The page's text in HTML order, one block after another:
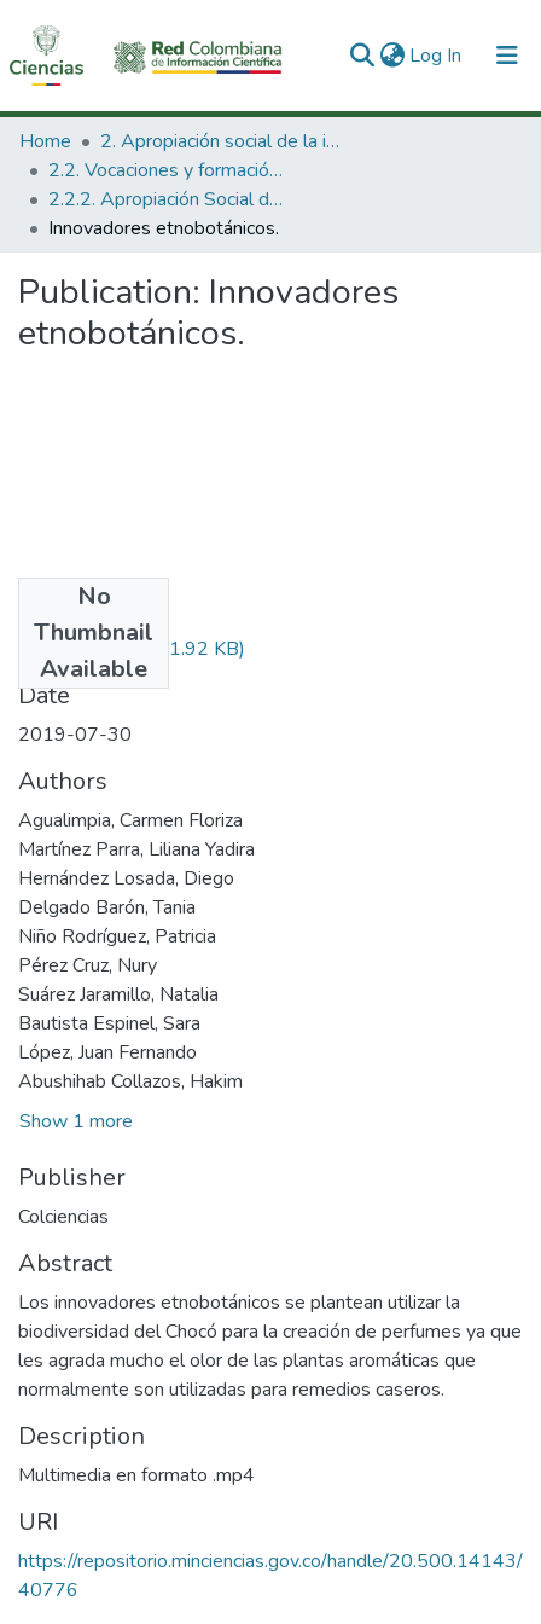
Log In (current)
Communities & Collections
All of DSpace
Statistics
Home
2. Apropiación social de la información en Ciencia Tecnología e Innovación
2.2. Vocaciones y formación de la CTeI
2.2.2. Apropiación Social del Conocimiento
Innovadores etnobotánicos.
Publication: Innovadores
etnobotánicos.
No
Thumbnail
Available
Audiovisual.pdf(31.92 KB)
Date
2019-07-30
Authors
Agualimpia, Carmen Floriza
Martínez Parra, Liliana Yadira
Hernández Losada, Diego
Delgado Barón, Tania
Niño Rodríguez, Patricia
Pérez Cruz, Nury
Suárez Jaramillo, Natalia
Bautista Espinel, Sara
López, Juan Fernando
Abushihab Collazos, Hakim
Show 1 more
Publisher
Colciencias
Abstract
Los innovadores etnobotánicos se plantean utilizar la
biodiversidad del Chocó para la creación de perfumes ya que
les agrada mucho el olor de las plantas aromáticas que
normalmente son utilizadas para remedios caseros.
Description
Multimedia en formato .mp4
URI
https://repositorio.minciencias.gov.co/handle/20.500.14143/
40776